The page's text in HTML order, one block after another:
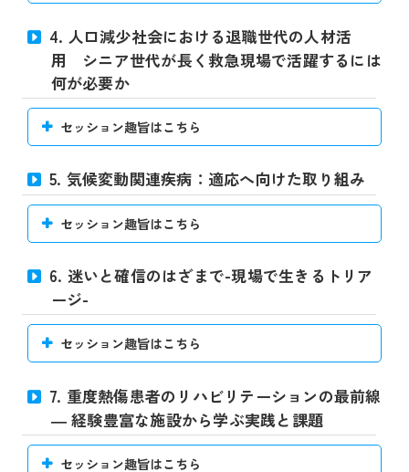
4. 人口減少社会における退職世代の人材活
用 シニア世代が長く救急現場で活躍するには
何が必要か
セッション趣旨はこちら
5. 気候変動関連疾病：適応へ向けた取り組み
セッション趣旨はこちら
6. 迷いと確信のはざまで-現場で生きるトリア
ージ-
セッション趣旨はこちら
7. 重度熱傷患者のリハビリテーションの最前線
― 経験豊富な施設から学ぶ実践と課題
セッション趣旨はこちら